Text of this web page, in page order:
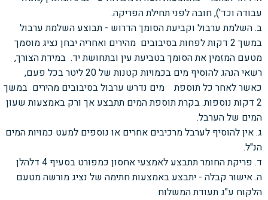
עבודה וכד'), חובה לפני תחילתהפריקה.
ב. השלמת ערבול וקביעת הסומך הדרוש - תבוצע השלמת ערבול
במשך 2
דקות לפחות בסיבובים מהירים ואחריה יבחן נציג מוסמך
מטעם המזמין אתהסומך בטביעת עין ובתחושת יד. במידת הצורך,
רשאי הנהג להוסיף מים בכמויות קטנות של 20
ליטר בכל פעם,
כאשר לאחר כל תוספת מים נדרש ערבול בסיבובים מהירים במשך
2 דקות נוספות. בקרת תוספת המים תתבצע אך ורק באמצעות שעון
המים של הערבל.
ג. אין להוסיף לערבל מרכיבים אחרים או נוספים למעט כמויות המים
הנ"ל.
ד. פריקת החומר תתבצע לאמצעי אחסון כמפורט בסעיף 4
דלהלן
ה. אישור קבלה - יתבצע באמצעות חתימה של נציג מורשה מטעם
הלקוח ע"ג תעודת המשלוח